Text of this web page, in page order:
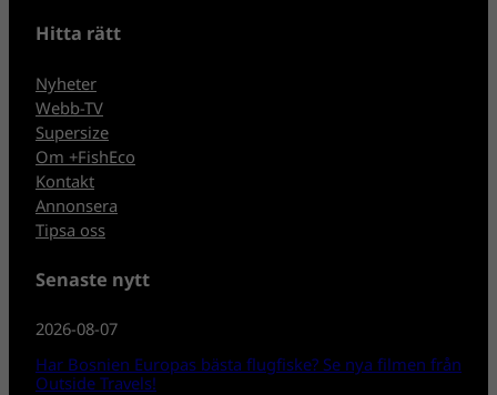
Hitta rätt
Nyheter
Webb-TV
Supersize
Om +FishEco
Kontakt
Annonsera
Tipsa oss
Senaste nytt
2026-08-07
Har Bosnien Europas bästa flugfiske? Se nya filmen från
Outside Travels!